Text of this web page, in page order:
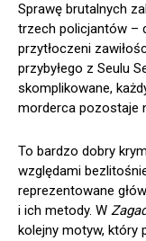
Sprawę brutalnych
trzech policjantów –
przytłoczeni
przybyłego z Seulu
skomplikowane,
morderca pozostaje
To bardzo dobry
względami
reprezentowane
i ich metody. W
kolejny motyw, który